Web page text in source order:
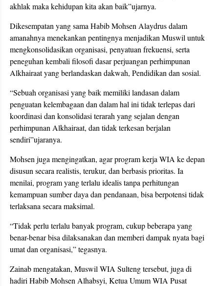
akhlak maka kehidupan kita akan baik”ujarnya.
Dikesempatan yang sama Habib Mohsen Alaydrus dalam
amanahnya menekankan pentingnya menjadikan Muswil untuk
mengkonsolidasikan organisasi, penyatuan frekuensi, serta
peneguhan kembali filosofi dasar perjuangan perhimpunan
Alkhairaat yang berlandaskan dakwah, Pendidikan dan sosial.
“Sebuah organisasi yang baik memiliki landasan dalam
penguatan kelembagaan dan dalam hal ini tidak terlepas dari
koordinasi dan konsolidasi terarah yang sejalan dengan
perhimpunan Alkhairaat, dan tidak terkesan berjalan
sendiri”ujaranya.
Mohsen juga mengingatkan, agar program kerja WIA ke depan
disusun secara realistis, terukur, dan berbasis prioritas. Ia
menilai, program yang terlalu idealis tanpa perhitungan
kemampuan sumber daya dan pendanaan, bisa berpotensi tidak
terlaksana secara maksimal.
“Tidak perlu terlalu banyak program, cukup beberapa yang
benar-benar bisa dilaksanakan dan memberi dampak nyata bagi
umat dan organisasi,” tegasnya.
Zainab mengatakan, Muswil WIA Sulteng tersebut, juga di
hadiri Habib Mohsen Alhabsyi, Ketua Umum WIA Pusat